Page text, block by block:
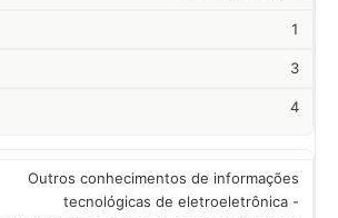
1
3
4
Outros conhecimentos de informações
tecnológicas de eletroeletrônica -